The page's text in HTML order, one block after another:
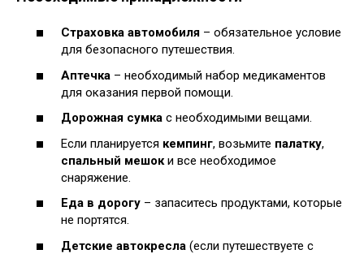
Страховка автомобиля – обязательное условие
для безопасного путешествия.
Аптечка – необходимый набор медикаментов
для оказания первой помощи.
Дорожная сумка с необходимыми вещами.
Если планируется кемпинг, возьмите палатку,
спальный мешоки все необходимое
снаряжение.
Еда в дорогу – запаситесь продуктами, которые
не портятся.
Детские автокресла (если путешествуете с